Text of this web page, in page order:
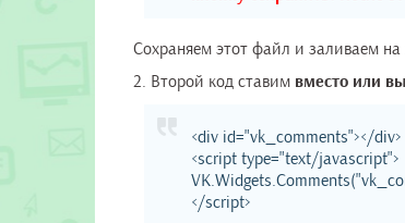
Сохраняем этот файл и заливаем на
2. Второй код ставим вместо или
<div id="vk_comments"></div>
<script type="text/javascript">
</script>